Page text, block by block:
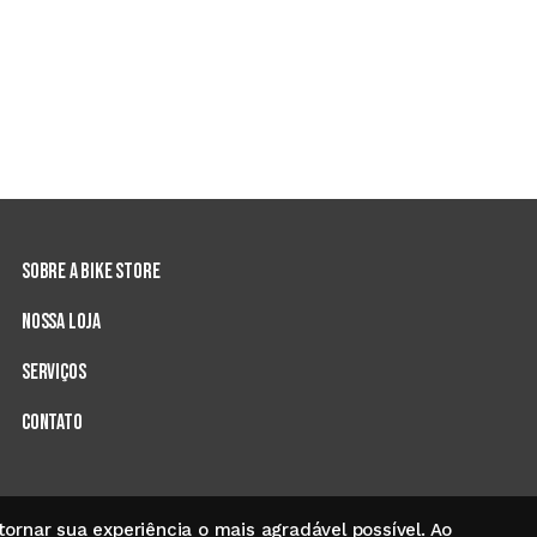
sua experiência o mais agradável possível. Ao
SOBRE A BIKE STORE
NOSSA LOJA
SERVIÇOS
CONTATO